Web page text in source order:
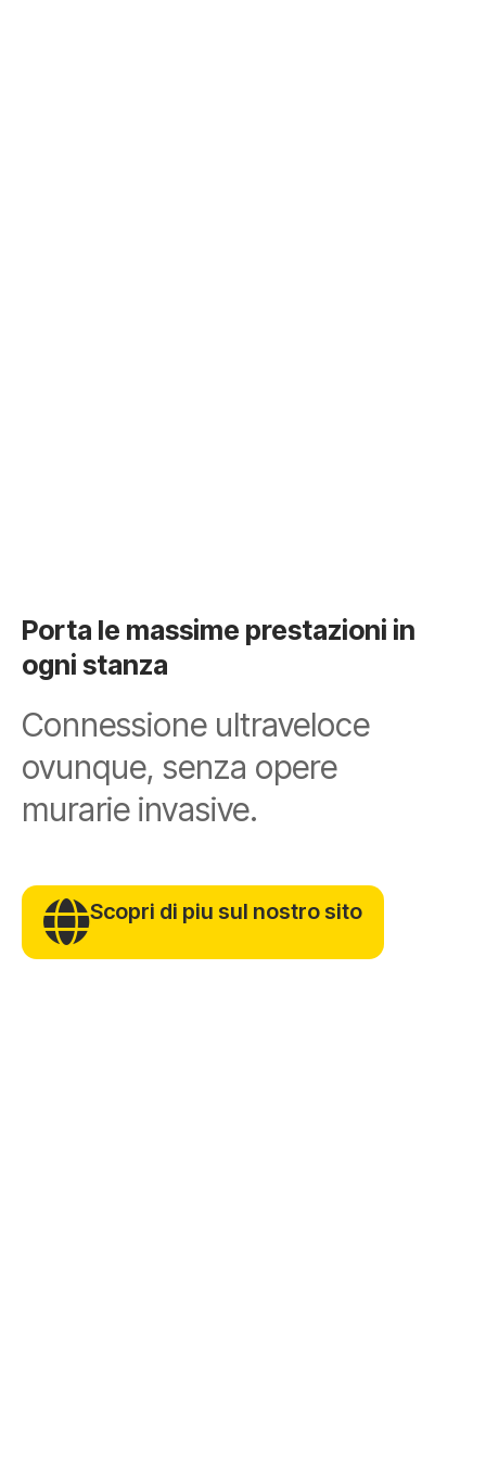
Porta le massime prestazioni in
ogni stanza
Connessione ultraveloce
ovunque, senza opere
murarie invasive.
Scopri di piu sul nostro sito